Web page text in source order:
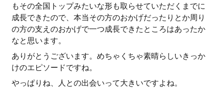
もその全国トップみたいな形も取らせていただくまでに
成長できたので、本当その方のおかげだったりとか周り
の方の支えのおかげで一つ成長できたところはあったか
なと思います。
ありがとうございます。めちゃくちゃ素晴らしいきっか
けのエピソードですね。
やっぱりね、人との出会いって大きいですよね。